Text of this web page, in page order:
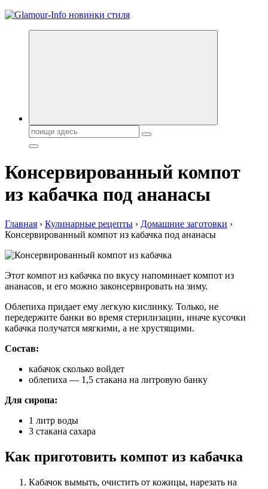
Секреты молодости, красоты и долголетия. Гламурный журнал
Поиск:
Консервированный компот
из кабачка под ананасы
Главная › Кулинарные рецепты › Домашние заготовки ›
Консервированный компот из кабачка под ананасы
Этот компот из кабачка по вкусу напоминает компот из
ананасов, и его можно законсервировать на зиму.
Облепиха придает ему легкую кислинку. Только, не
передержите банки во время стерилизации, иначе кусочки
кабачка получатся мягкими, а не хрустящими.
Состав:
кабачок сколько войдет
облепиха — 1,5 стакана на литровую банку
Для сиропа:
1 литр воды
3 стакана сахара
Как приготовить компот из кабачка
Кабачок вымыть, очистить от кожицы, нарезать на